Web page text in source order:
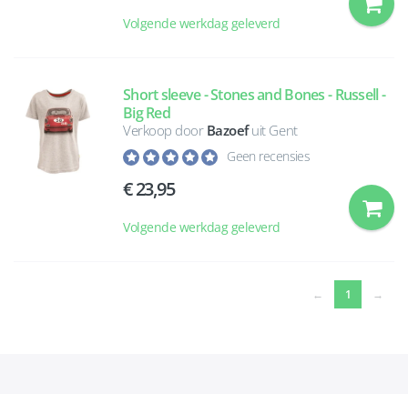
Volgende werkdag geleverd
Short sleeve - Stones and Bones - Russell -
Big Red
Verkoop door Bazoefuit Gent
Geen recensies
23,95
Volgende werkdag geleverd
← 1 (current)
→